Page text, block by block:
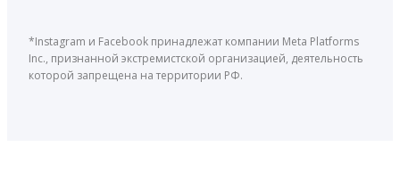
*Instagram и Facebook принадлежат компании Meta Platforms
Inc., признанной экстремистской организацией, деятельность
которой запрещена на территории РФ.